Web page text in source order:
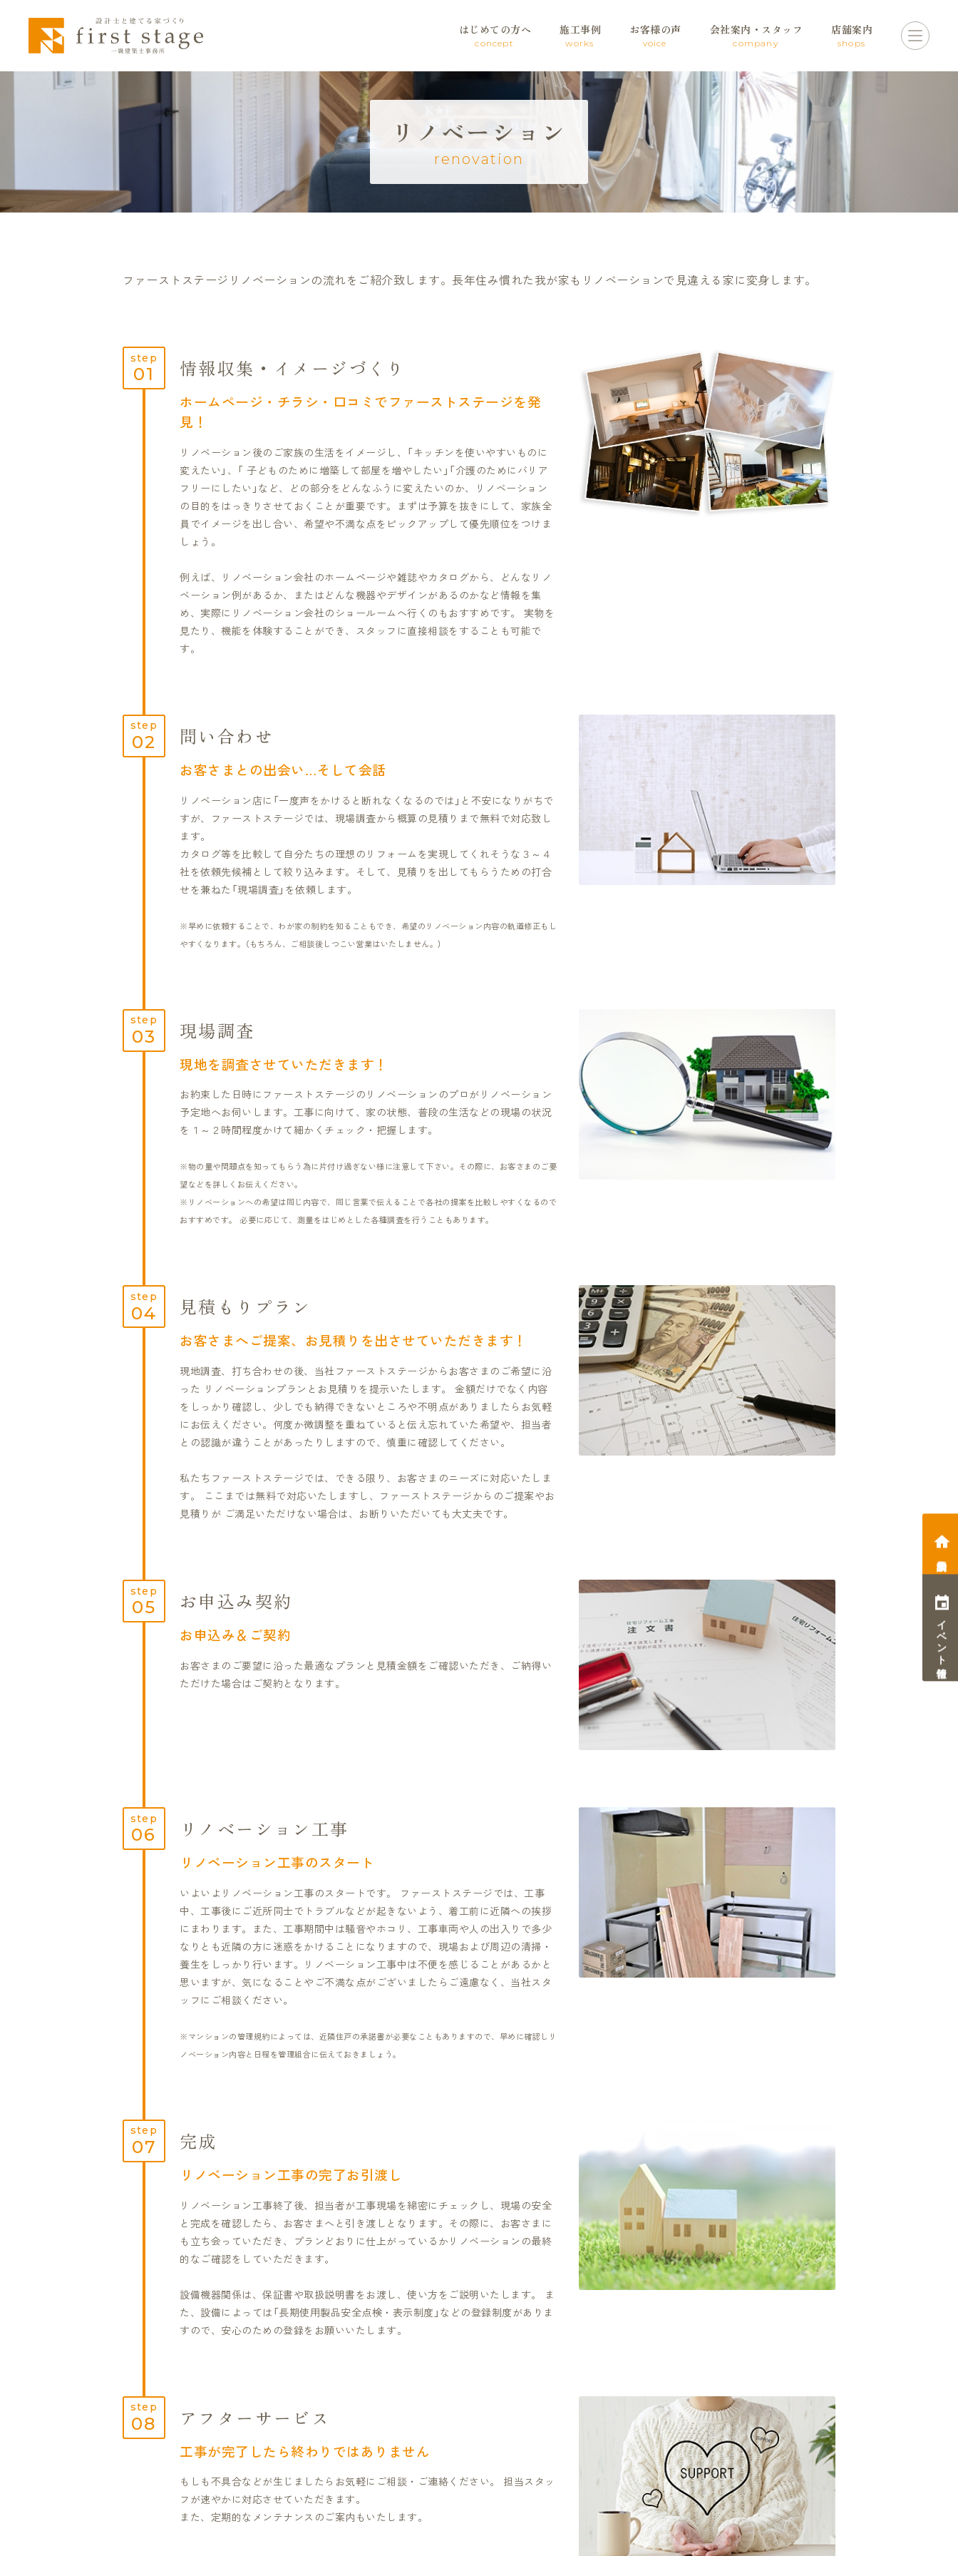
はじめての方へ
concept
施工事例
works
お客様の声
voice
会社案内・スタッフ
company
店舗案内
shops
リノベーション
renovation
ファーストステージリノベーションの流れをご紹介致します。長年住み慣れた我が家もリノベーションで見違える家に変身します。
step
01 情報収集・イメージづくり
ホームページ・チラシ・口コミでファーストステージを発
見！
リノベーション後のご家族の生活をイメージし、「キッチンを使いやすいものに
変えたい」、「 子どものために増築して部屋を増やしたい」「介護のためにバリア
フリーにしたい」など、どの部分をどんなふうに変えたいのか、リノベーション
の目的をはっきりさせておくことが重要です。まずは予算を抜きにして、家族全
員でイメージを出し合い、希望や不満な点をピックアップして優先順位をつけま
しょう。
例えば、リノベーション会社のホームページや雑誌やカタログから、どんなリノ
ベーション例があるか、またはどんな機器やデザインがあるのかなど情報を集
め、実際にリノベーション会社のショールームへ行くのもおすすめです。 実物を
見たり、機能を体験することができ、スタッフに直接相談をすることも可能で
す。
step
02 問い合わせ
お客さまとの出会い…そして会話
リノベーション店に「一度声をかけると断れなくなるのでは」と不安になりがちで
すが、ファーストステージでは、現場調査から概算の見積りまで無料で対応致し
ます。
カタログ等を比較して自分たちの理想のリフォームを実現してくれそうな３～４
社を依頼先候補として絞り込みます。そして、見積りを出してもらうための打合
せを兼ねた「現場調査」を依頼します。
※早めに依頼することで、わが家の制約を知ることもでき、希望のリノベーション内容の軌道修正もし
やすくなります。（もちろん、ご相談後しつこい営業はいたしません。）
step
03 現場調査
現地を調査させていただきます！
お約束した日時にファーストステージのリノベーションのプロがリノベーション
予定地へお伺いします。工事に向けて、家の状態、普段の生活などの現場の状況
を１～２時間程度かけて細かくチェック・把握します。
※物の量や問題点を知ってもらう為に片付け過ぎない様に注意して下さい。その際に、お客さまのご要
望などを詳しくお伝えください。
※リノベーションへの希望は同じ内容で、同じ言葉で伝えることで各社の提案を比較しやすくなるので
おすすめです。 必要に応じて、測量をはじめとした各種調査を行うこともあります。
step
04 見積もりプラン
お客さまへご提案、お見積りを出させていただきます！
現地調査、打ち合わせの後、当社ファーストステージからお客さまのご希望に沿
った リノベーションプランとお見積りを提示いたします。 金額だけでなく内容
をしっかり確認し、少しでも納得できないところや不明点がありましたらお気軽
にお伝えください。何度か微調整を重ねていると伝え忘れていた希望や、担当者
との認識が違うことがあったりしますので、慎重に確認してください。
私たちファーストステージでは、できる限り、お客さまのニーズに対応いたしま
す。 ここまでは無料で対応いたしますし、ファーストステージからのご提案やお
見積りが ご満足いただけない場合は、お断りいただいても大丈夫です。
step
05 お申込み契約
お申込み＆ご契約
お客さまのご要望に沿った最適なプランと見積金額をご確認いただき、ご納得い
ただけた場合はご契約となります。
step
06 リノベーション工事
リノベーション工事のスタート
いよいよリノベーション工事のスタートです。 ファーストステージでは、工事
中、工事後にご近所同士でトラブルなどが起きないよう、着工前に近隣への挨拶
にまわります。また、工事期間中は騒音やホコリ、工事車両や人の出入りで多少
なりとも近隣の方に迷惑をかけることになりますので、現場および周辺の清掃・
養生をしっかり行います。リノベーション工事中は不便を感じることがあるかと
思いますが、気になることやご不満な点がございましたらご遠慮なく、当社スタ
ッフにご相談ください。
※マンションの管理規約によっては、近隣住戸の承諾書が必要なこともありますので、早めに確認しリ
ノベーション内容と日程を管理組合に伝えておきましょう。
step
07 完成
リノベーション工事の完了お引渡し
リノベーション工事終了後、担当者が工事現場を綿密にチェックし、現場の安全
と完成を確認したら、お客さまへと引き渡しとなります。その際に、お客さまに
も立ち会っていただき、プランどおりに仕上がっているかリノベーションの最終
的なご確認をしていただきます。
設備機器関係は、保証書や取扱説明書をお渡し、使い方をご説明いたします。 ま
た、設備によっては「長期使用製品安全点検・表示制度」などの登録制度がありま
すので、安心のための登録をお願いいたします。
step
08 アフターサービス
工事が完了したら終わりではありません
もしも不具合などが生じましたらお気軽にご相談・ご連絡ください。 担当スタッ
フが速やかに対応させていただきます。
また、定期的なメンテナンスのご案内もいたします。
イベント情報